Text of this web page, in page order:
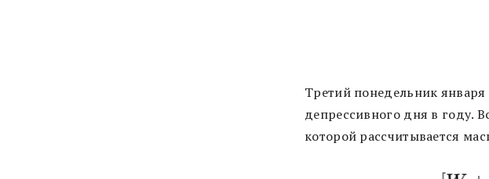
Третий понедельник
депрессивного дня в году.
которой рассчитывается